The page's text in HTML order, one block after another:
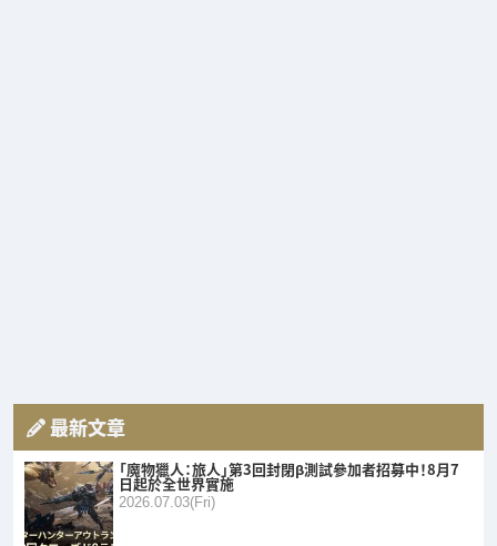
最新文章
「魔物獵人：旅人」第3回封閉β測試參加者招募中！8月7
日起於全世界實施
2026.07.03(Fri)